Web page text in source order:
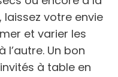
votre envie
et varier les
l’autre. Un bon
à table en